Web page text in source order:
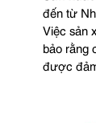
đến từ
Việc sản
bảo rằng
được